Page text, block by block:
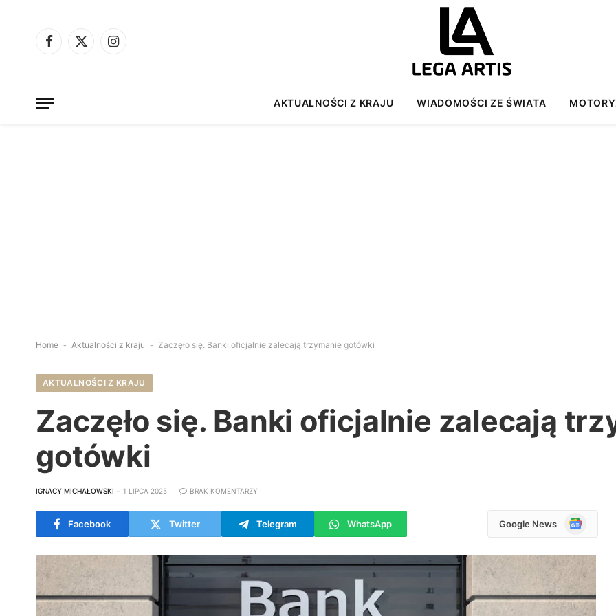
Facebook
X
Instagram
AKTUALNOŚCI Z KRAJU WIADOMOŚCI ZE ŚWIATA
Home - Aktualności z kraju - Zaczęło się. Banki oficjalnie zalecają trzymanie gotówki
AKTUALNOŚCI Z KRAJU
Zaczęło się. Banki oficjalnie zalecają
gotówki
IGNACY MICHAŁOWSKI 1 LIPCA 2025 BRAK KOMENTARZY
Facebook Twitter Telegram WhatsApp Google News
Google